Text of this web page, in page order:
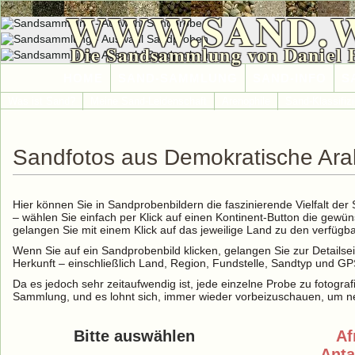
Die Sandsammlung von Daniel
Sandfotos aus Demokratische
Hier können Sie in Sandprobenbildern die faszinierende Vielfalt
– wählen Sie einfach per Klick auf einen Kontinent-Button die
gelangen Sie mit einem Klick auf das jeweilige Land zu den
Wenn Sie auf ein Sandprobenbild klicken, gelangen Sie zur
Herkunft – einschließlich Land, Region, Fundstelle, Sandtyp und
Da es jedoch sehr zeitaufwendig ist, jede einzelne Probe zu
Sammlung, und es lohnt sich, immer wieder vorbeizuschauen, um
Bitte auswählen